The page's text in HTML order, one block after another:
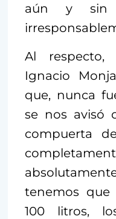
aún y sin
Al respecto,
Ignacio
que, nunca
se nos avisó
compuerta
tenemos
100 litros,